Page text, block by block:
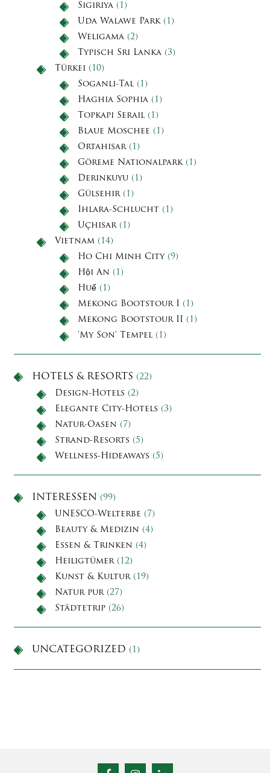
Sigiriya (1)
Uda Walawe Park(1)
Weligama (2)
Typisch Sri Lanka (3)
Türkei (10)
Soganli-Tal (1)
Haghia Sophia (1)
Topkapi Serail (1)
Blaue Moschee (1)
Ortahisar(1)
Göreme Nationalpark(1)
Derinkuyu (1)
Gülsehir(1)
Ihlara-Schlucht (1)
Uçhisar(1)
Vietnam (14)
Ho Chi Minh City(9)
Hội An (1)
Huế (1)
Mekong Bootstour I (1)
Mekong Bootstour II (1)
'My Son' Tempel (1)
HOTELS & RESORTS (22)
Design-Hotels (2)
Elegante City-Hotels (3)
Natur-Oasen (7)
Strand-Resorts (5)
Wellness-Hideaways (5)
INTERESSEN (99)
UNESCO-Welterbe (7)
Beauty & Medizin (4)
Essen & Trinken (4)
Heiligtümer(12)
Kunst & Kultur(19)
Natur pur(27)
Städtetrip (26)
UNCATEGORIZED (1)